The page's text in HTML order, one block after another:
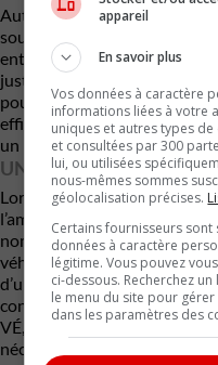
Autre élément susceptible
sources indiquent que le
entièrement électrique d’ici
justement sur la plateforme
pourrait offrir une
efficience et des coûts de
un rival interne
UNE FIN DISCRÈTE
Lors de son lancement en
l’ambition électrique de
nom Mustang avait provoqué
véhicule a néanmoins réussi
d’un utilitaire électrique
contexte a changé. Le
VÉ, la pression croissante
nécessité d’atteindre une
appareil
En savoir plus
Vos données à caractère
informations liées à votre
uniques et autres types
et consultées par 300
lui, ou utilisées
nous-mêmes sommes
géolocalisation précises.
Certains fournisseurs
données à caractère
légitime. Vous pouvez
ci-dessous. Recherchez
le menu du site pour
dans les paramètres des